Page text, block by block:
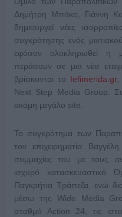
Δημήτρη Μπάκο, Γιάννη
δημιουργεί νέες
συγκρότησης ενός
εφόσον ολοκληρωθεί η
περάσουν σε μια νέα
βρίσκονται το Iefimerida.gr,
Next Step Media Group.
ακόμη μεγάλο site.
Το συγκρότημα των
τον επιχειρηματία
συμμαχίες του με τους
ισχυρό κατασκευαστικό
Παγκρήτια Τράπεζα, ενώ
μέσω της Wide Media
σταθμό Action 24, τις